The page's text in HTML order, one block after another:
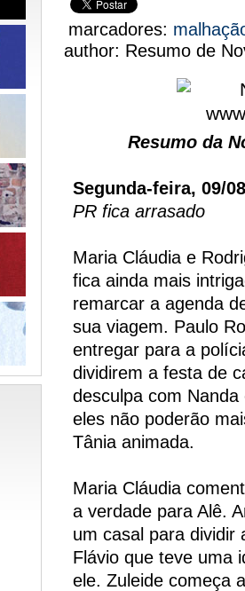
marcadores:
author: Resumo de
Resumo da
Segunda-feira, 09/
PR fica arrasado
Maria Cláudia e
fica ainda mais
remarcar a agenda
sua viagem. Paulo
entregar para a
dividirem a festa de
desculpa com
eles não poderão
Tânia animada.
Maria Cláudia
a verdade para Alê.
um casal para dividir
Flávio que teve uma
ele. Zuleide começa